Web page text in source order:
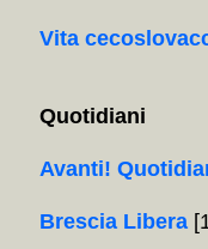
Vita
Quotidiani
Avanti!
Brescia Libera